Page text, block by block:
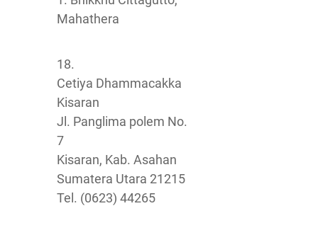
Mahathera
18.
Cetiya Dhammacakka
Kisaran
Jl. Panglima polem No.
7
Kisaran, Kab. Asahan
Sumatera Utara 21215
Tel. (0623) 44265